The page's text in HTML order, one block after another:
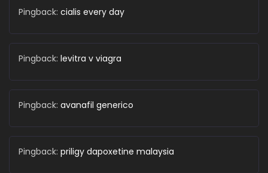
Pingback: cialis every day
Pingback: levitra v viagra
Pingback: avanafil generico
Pingback: priligy dapoxetine malaysia